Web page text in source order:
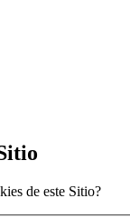
de este Sitio?